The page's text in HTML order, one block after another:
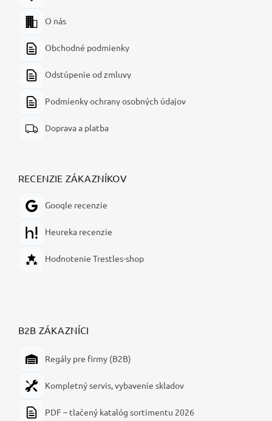
O nás
Obchodné podmienky
Odstúpenie od zmluvy
Podmienky ochrany osobných údajov
Doprava a platba
RECENZIE ZÁKAZNÍKOV
Google recenzie
Heureka recenzie
Hodnotenie Trestles-shop
B2B ZÁKAZNÍCI
Regály pre firmy (B2B)
Kompletný servis, vybavenie skladov
PDF – tlačený katalóg sortimentu 2026